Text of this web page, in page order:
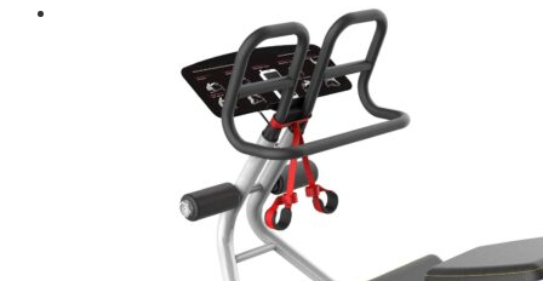
Giàn Tạ Đa Năng
Máy Chạy Bộ
Xe Đạp Tập Thể Dục
Máy Tập Thể Dục ( Cardio )
Máy Chạy Bộ
Xe Đạp Tập Thể Dục
Xe đạp ngồi có tựa lưng
Máy Trượt Tuyết
Máy Chèo Thuyền
Máy Leo Cầu Thang
Máy Rung Bụng